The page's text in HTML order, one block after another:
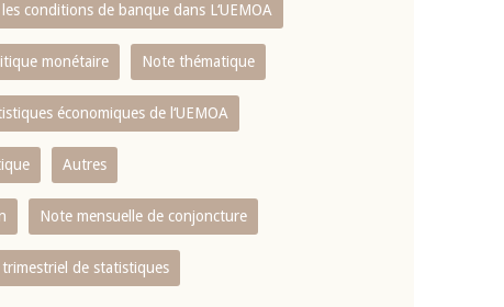
conditions de banque dans L‘UEMOA
monétaire Note thématique
économiques de l‘UEMOA
Autres
Note mensuelle de conjoncture
de statistiques